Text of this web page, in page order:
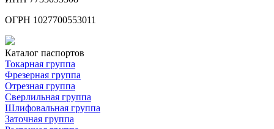
ОГРН 1027700553011
Каталог паспортов
Токарная группа
Фрезерная группа
Отрезная группа
Сверлильная группа
Шлифовальная группа
Заточная группа